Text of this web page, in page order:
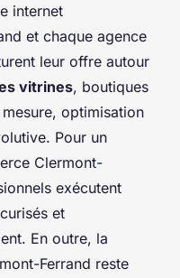
internet
et chaque agence
leur offre autour
vitrines, boutiques
optimisation
Pour un
Clermont-
exécutent
et
En outre, la
Ferrand reste